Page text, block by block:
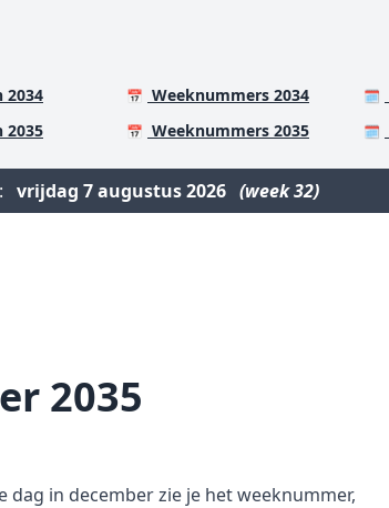
2034
2035
📅 Weeknummers 2034
📅 Weeknummers 2035
🗓️
🗓️
vrijdag 7 augustus 2026 (week 32)
2035
in december zie je het weeknummer,